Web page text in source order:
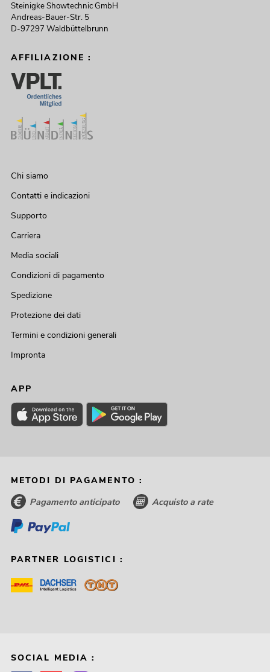
Steinigke Showtechnic GmbH
Andreas-Bauer-Str. 5
D-97297 Waldbüttelbrunn
AFFILIAZIONE :
Chi siamo
Contatti e indicazioni
Supporto
Carriera
Media sociali
Condizioni di pagamento
Spedizione
Protezione dei dati
Termini e condizioni generali
Impronta
APP
METODI DI PAGAMENTO :
Pagamento anticipato Acquisto a rate
PARTNER LOGISTICI :
SOCIAL MEDIA :